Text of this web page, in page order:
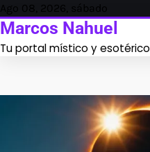
Skip
to
Ago 08, 2026, sábado
Marcos Nahuel
Tu portal místico y esotérico